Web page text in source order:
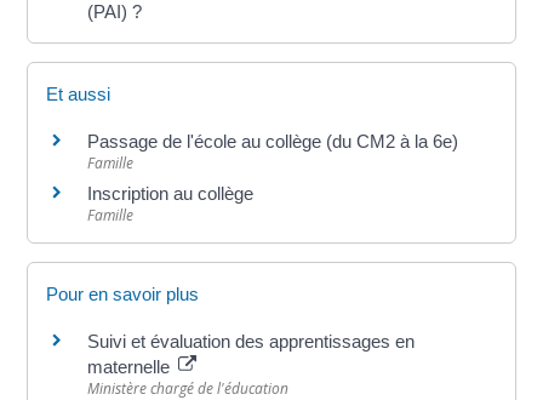
(PAI) ?
Et aussi
Passage de l'école au collège (du CM2 à la 6e)
Famille
Inscription au collège
Famille
Pour en savoir plus
Suivi et évaluation des apprentissages en
maternelle
Ministère chargé de l'éducation